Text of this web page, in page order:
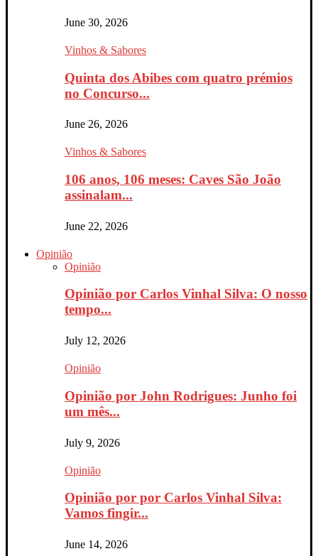
June 30, 2026
Vinhos & Sabores
Quinta dos Abibes com quatro prémios
no Concurso...
June 26, 2026
Vinhos & Sabores
106 anos, 106 meses: Caves São João
assinalam...
June 22, 2026
Opinião
Opinião
Opinião por Carlos Vinhal Silva: O nosso
tempo...
July 12, 2026
Opinião
Opinião por John Rodrigues: Junho foi
um mês...
July 9, 2026
Opinião
Opinião por por Carlos Vinhal Silva:
Vamos fingir...
June 14, 2026